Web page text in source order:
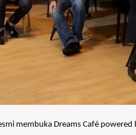
membuka Dreams Café